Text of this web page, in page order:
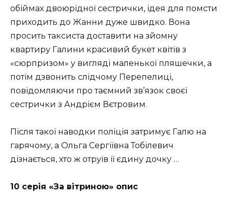
обіймах двоюрідної сестрички, ідея для помсти
приходить до Жанни дуже швидко. Вона
просить таксиста доставити на зйомну
квартиру Галини красивий букет квітів з
«сюрпризом» у вигляді маленької пляшечки, а
потім дзвонить слідчому Перепелиці,
повідомляючи про таємний зв’язок своєї
сестрички з Андрієм Вєтровим.
Після такої наводки поліція затримує Галю на
гарячому, а Ольга Сергіївна Тобілевич
дізнається, хто ж отруїв її єдину дочку …
10 серія «За вітриною» опис